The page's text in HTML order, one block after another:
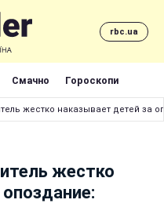
rbc.ua
Смачно Гороскопи
жестко наказывает детей за
жестко